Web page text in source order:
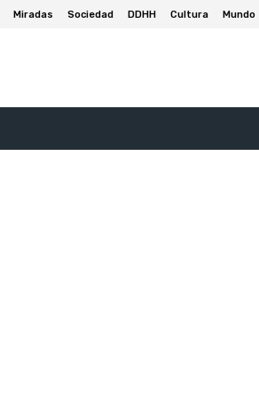
Miradas Sociedad DDHH Cultura Mundo